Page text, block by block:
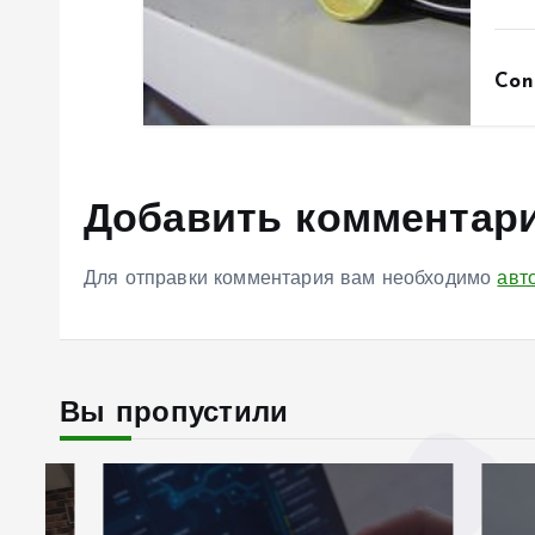
Добавить
Для отправки комментария вам необходимо
Вы пропустили